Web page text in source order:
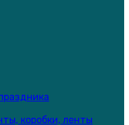
коробки, ленты